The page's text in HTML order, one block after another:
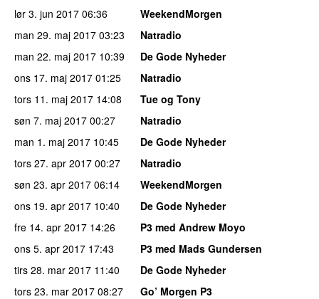
lør 3. jun 2017 06:36
WeekendMorgen
man 29. maj 2017 03:23
Natradio
man 22. maj 2017 10:39
De Gode Nyheder
ons 17. maj 2017 01:25
Natradio
tors 11. maj 2017 14:08
Tue og Tony
søn 7. maj 2017 00:27
Natradio
man 1. maj 2017 10:45
De Gode Nyheder
tors 27. apr 2017 00:27
Natradio
søn 23. apr 2017 06:14
WeekendMorgen
ons 19. apr 2017 10:40
De Gode Nyheder
fre 14. apr 2017 14:26
P3 med Andrew Moyo
ons 5. apr 2017 17:43
P3 med Mads Gundersen
tirs 28. mar 2017 11:40
De Gode Nyheder
tors 23. mar 2017 08:27
Go’ Morgen P3